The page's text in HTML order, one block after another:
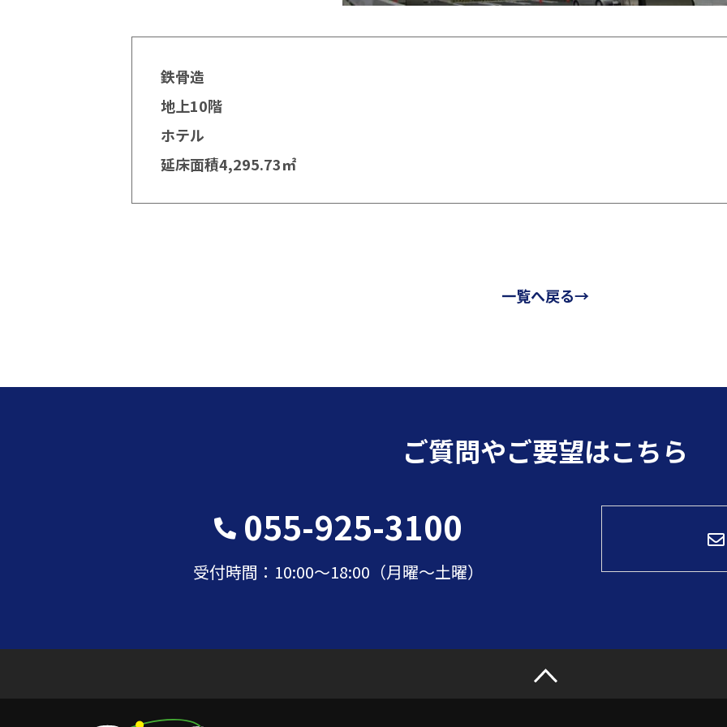
鉄骨造
地上10階
ホテル
延床面積4,295.73㎡
一覧へ戻る→
ご質問やご要望はこちら
055-925-3100
受付時間：10:00〜18:00（月曜～土曜）